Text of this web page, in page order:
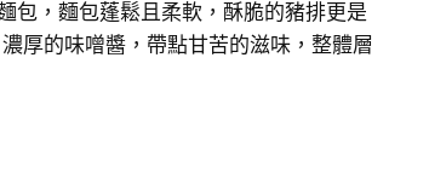
包，麵包蓬鬆且柔軟，酥脆的豬排更是
厚的味噌醬，帶點甘苦的滋味，整體層